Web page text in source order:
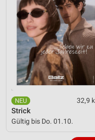
32,9
Strick
Gültig bis Do. 01.10.